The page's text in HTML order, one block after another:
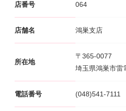
お客さま
お客さま
サービスのご案内
デビット会員用 Web
（デビットカードをご利用のお客
サービスのご案内
たいこうインターネット
店番号 064
店舗名 鴻巣支店
所在地
〒365-0077
埼玉県鴻巣市雷
電話番号 (048)541-7111